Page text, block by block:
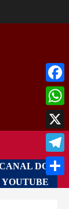
DO
YOUTUBE
X